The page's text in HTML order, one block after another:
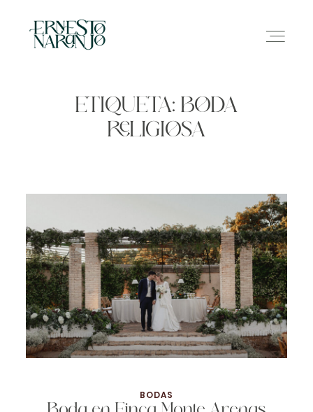
GALERÍA
CONTACTO
ETIQUETA: BODA
RELIGIOSA
BODAS